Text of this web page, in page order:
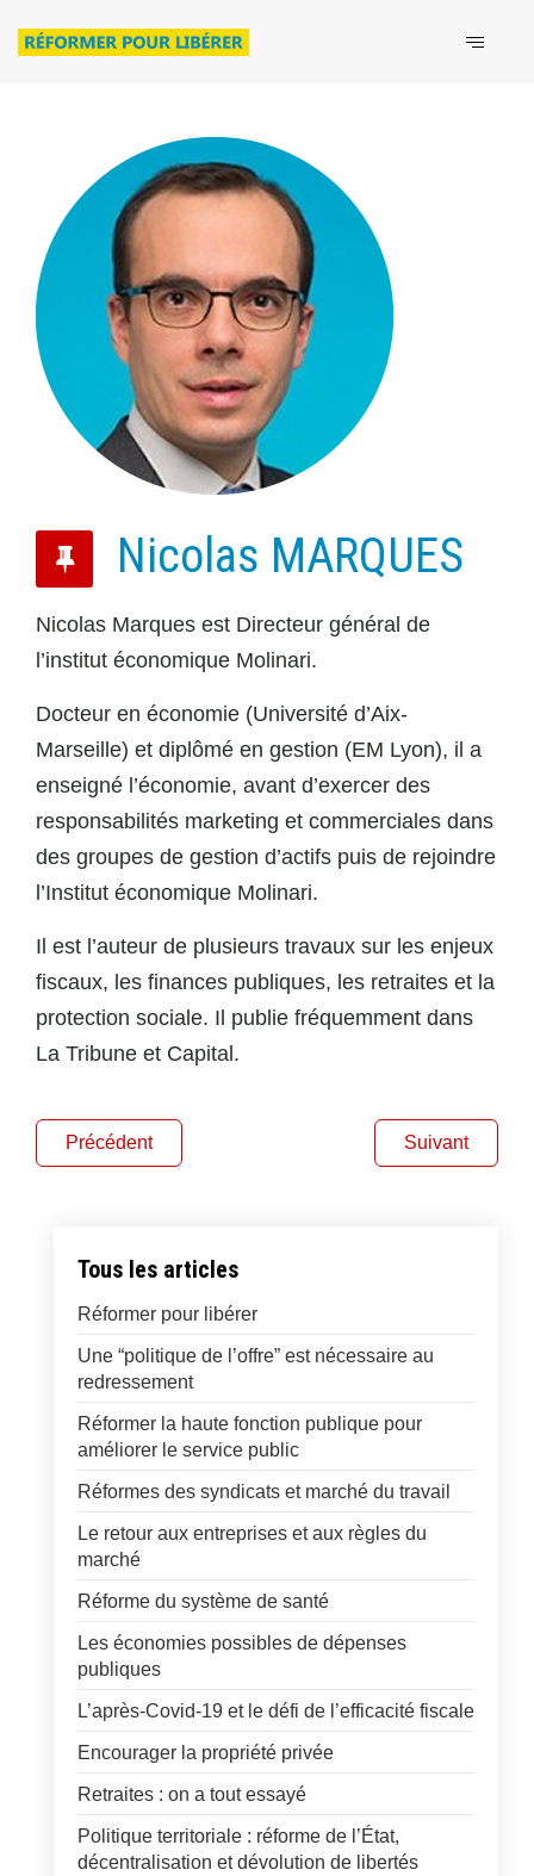
Nicolas MARQUES
Nicolas Marques est Directeur général de
l’institut économique Molinari.
Docteur en économie (Université d’Aix-
Marseille) et diplômé en gestion (EM Lyon), il a
enseigné l’économie, avant d’exercer des
responsabilités marketing et commerciales dans
des groupes de gestion d’actifs puis de rejoindre
l’Institut économique Molinari.
Il est l’auteur de plusieurs travaux sur les enjeux
fiscaux, les finances publiques, les retraites et la
protection sociale. Il publie fréquemment dans
La Tribune et Capital.
Précédent Suivant
Tous les articles
Réformer pour libérer
Une “politique de l’offre” est nécessaire au
redressement
Réformer la haute fonction publique pour
améliorer le service public
Réformes des syndicats et marché du travail
Le retour aux entreprises et aux règles du
marché
Réforme du système de santé
Les économies possibles de dépenses
publiques
L’après-Covid-19 et le défi de l’efficacité fiscale
Encourager la propriété privée
Retraites : on a tout essayé
Politique territoriale : réforme de l’État,
décentralisation et dévolution de libertés